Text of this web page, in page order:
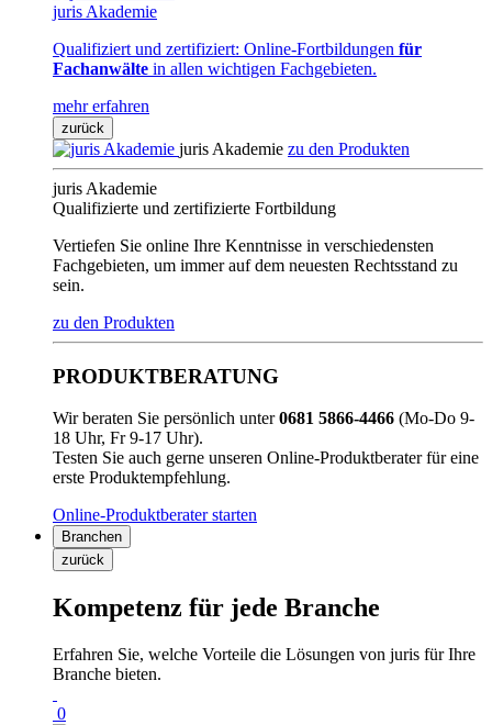
juris Akademie
Qualifiziert und zertifiziert: Online-Fortbildungen für
Fachanwälte in allen wichtigen Fachgebieten.
mehr erfahren
zurück
juris Akademie zu den Produkten
juris Akademie
Qualifizierte und zertifizierte Fortbildung
Vertiefen Sie online Ihre Kenntnisse in verschiedensten
Fachgebieten, um immer auf dem neuesten Rechtsstand zu
sein.
zu den Produkten
PRODUKTBERATUNG
Wir beraten Sie persönlich unter0681 5866-4466 (Mo-Do 9-
18 Uhr, Fr 9-17 Uhr).
Testen Sie auch gerne unseren Online-Produktberater für eine
erste Produktempfehlung.
Online-Produktberater starten
Branchen
zurück
Kompetenz für jede Branche
Erfahren Sie, welche Vorteile die Lösungen von juris für Ihre
Branche bieten.
0